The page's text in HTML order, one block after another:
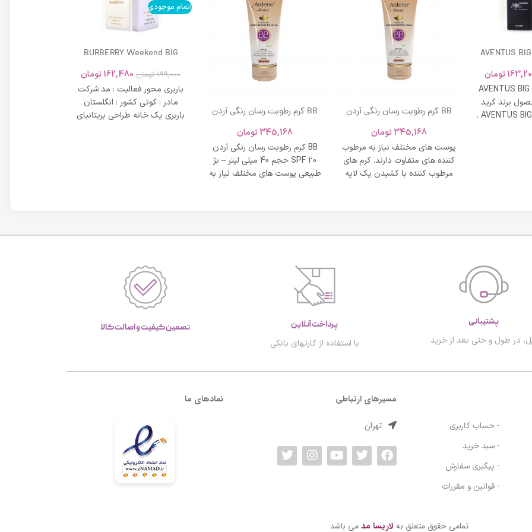
AVENTUS
تومان
AVENTUS
برند کرید
ادکلن AVENTUS BIG MODERN ،
BB کرم رطوبت رسان رنگی آردن
روشن
345,168تومان
پوست های مختلف نیاز به مرطوب
کننده های متفاوت دارند. کرم های
مرطوب کننده با کشیدن یک لایه
BB کرم رطوبت رسان رنگی آردن
طبیعی
345,168تومان
BB کرم رطوبت رسان رنگی آردن
SPF 20 حجم 40 میلی لیتر – بژ
طبیعی پوست های مختلف نیاز به
اتمام موجودی
BURBERRY Weekend BIG
199,000 تومان 162,480تومان
باربری محور فعالیت : مد شرکت
مادر : کوتی کشور : انگلستان
باربری یک خانه طراحی بریتانیای
پشتیبانی
در طول و حتی بعد از خرید
پرداخت آنلاین
با استفاده از کارتهای بانکی
تصمین کیفیت و اصالت کالا
- حساب کاربری
- سبد خرید
- پیگیری سفارش
- قوانین و مقررات
مسیرهای ارتباطی
تهران
نمادهای ما
تمامی حقوق متعلق به لاریسا مدمی باشد